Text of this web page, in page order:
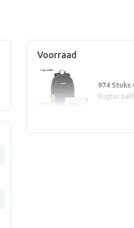
Voorraad
974 Stuks
Rugtas